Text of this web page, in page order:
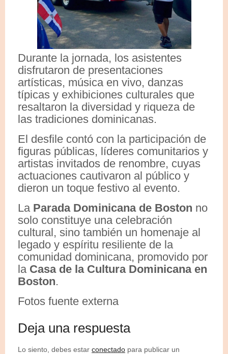
Durante la jornada, los asistentes
disfrutaron de presentaciones
artísticas, música en vivo, danzas
típicas y exhibiciones culturales que
resaltaron la diversidad y riqueza de
las tradiciones dominicanas.
El desfile contó con la participación de
figuras públicas, líderes comunitarios y
artistas invitados de renombre, cuyas
actuaciones cautivaron al público y
dieron un toque festivo al evento.
La Parada Dominicana de Boston no
solo constituye una celebración
cultural, sino también un homenaje al
legado y espíritu resiliente de la
comunidad dominicana, promovido por
la Casa de la Cultura Dominicana en
Boston.
Fotos fuente externa
Deja una respuesta
Lo siento, debes estar conectado para publicar un